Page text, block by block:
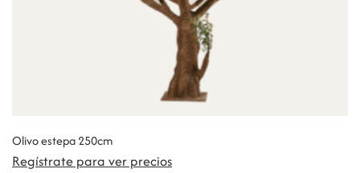
Olivo estepa 250cm
Regístrate para ver precios